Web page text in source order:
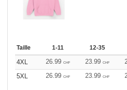
Taille 1-11 12-35
4XL 26.99 CHF 23.99 CHF
5XL
26.99 CHF 23.99 CHF